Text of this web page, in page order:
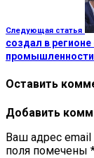
Следующая статья
создал в
промышленности
Оставить
Добавить
Ваш адрес email
поля помечены